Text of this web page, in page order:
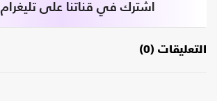
اشترك في قناتنا على تليغرام
التعليقات (0)